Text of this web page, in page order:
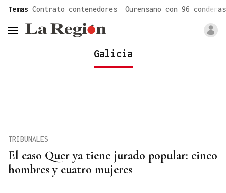
Temas Contrato contenedores Ourensano con 96 condenas
header.menu.open
Galicia
El caso Quer ya tiene jurado popular: cinco
hombres y cuatro mujeres
TRIBUNALES